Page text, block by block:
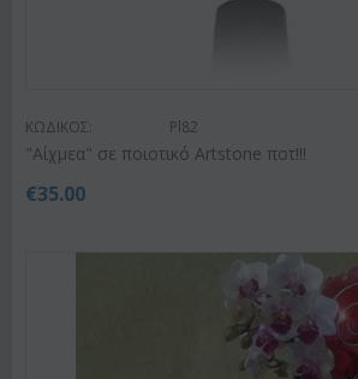
ΚΩΔΙΚΟΣ: Pl82
"Αίχμεα" σε ποιοτικό Artstone ποτ!!!
€35.00